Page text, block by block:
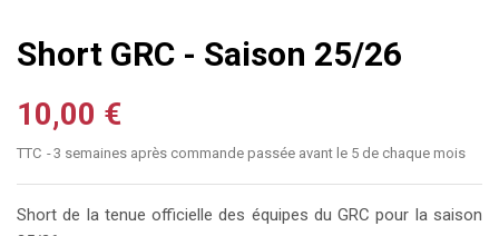
Short GRC - Saison 25/26
10,00 €
TTC 3 semaines après commande passée avant le 5 de chaque mois
Short de la tenue officielle des équipes du GRC pour la saison